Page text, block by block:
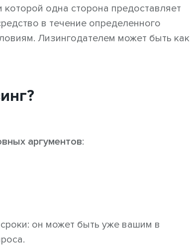
одна сторона предоставляет
в течение определенного
Лизингодателем может быть как
аргументов:
он может быть уже вашим в